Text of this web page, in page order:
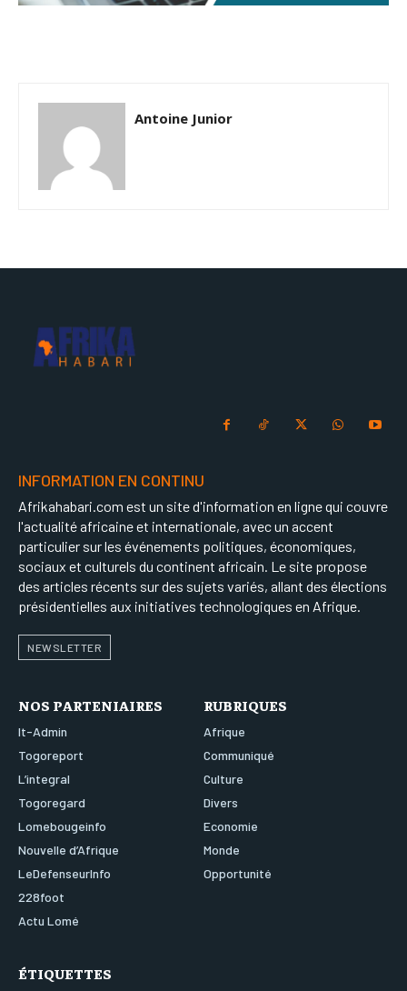
Antoine Junior
INFORMATION EN CONTINU
Afrikahabari.com est un site d'information en ligne qui couvre
l'actualité africaine et internationale, avec un accent
particulier sur les événements politiques, économiques,
sociaux et culturels du continent africain. Le site propose
des articles récents sur des sujets variés, allant des élections
présidentielles aux initiatives technologiques en Afrique.
NEWSLETTER
NOS PARTENIAIRES
It-Admin
Togoreport
L’integral
Togoregard
Lomebougeinfo
Nouvelle d’Afrique
LeDefenseurInfo
228foot
Actu Lomé
RUBRIQUES
Afrique
Communiqué
Culture
Divers
Economie
Monde
Opportunité
ÉTIQUETTES